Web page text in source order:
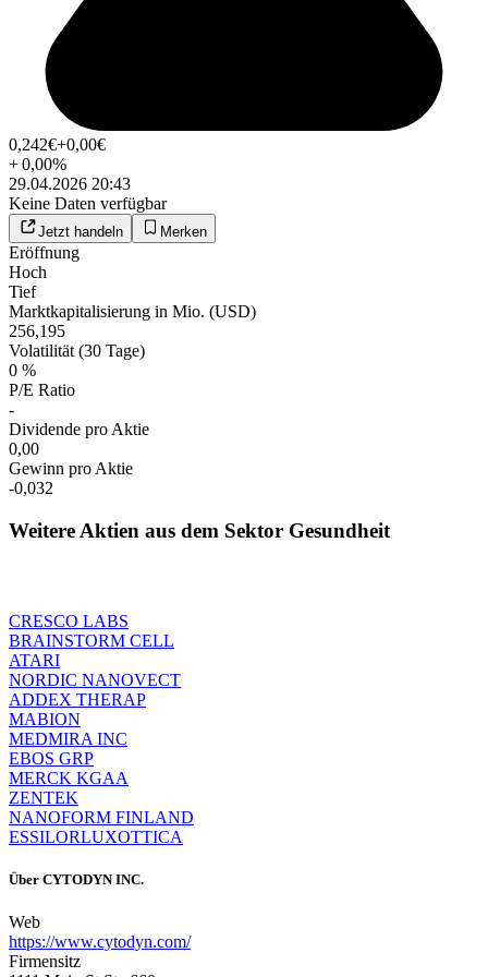
0,242€+0,00€
+0,00%
29.04.2026 20:43
Keine Daten verfügbar
Jetzt handeln Merken
Eröffnung
Hoch
Tief
Marktkapitalisierung in Mio. (USD)
256,195
Volatilität (30 Tage)
0 %
P/E Ratio
-
Dividende pro Aktie
0,00
Gewinn pro Aktie
-0,032
Weitere Aktien aus dem Sektor Gesundheit
CRESCO LABS
BRAINSTORM CELL
ATARI
NORDIC NANOVECT
ADDEX THERAP
MABION
MEDMIRA INC
EBOS GRP
MERCK KGAA
ZENTEK
NANOFORM FINLAND
ESSILORLUXOTTICA
Über CYTODYN INC.
Web
https://www.cytodyn.com/
Firmensitz